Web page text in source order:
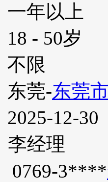
一年以上
18 - 50岁
不限
东莞-东莞
2025-12-30
李经理
0769-3****